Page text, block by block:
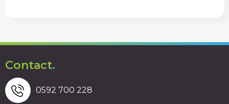
Contact.
0592 700 228